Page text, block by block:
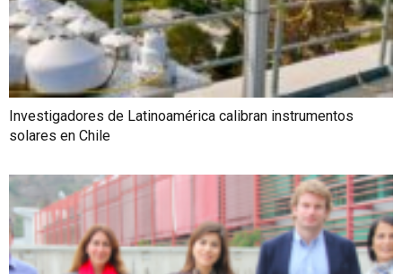
Investigadores de Latinoamérica calibran instrumentos
solares en Chile